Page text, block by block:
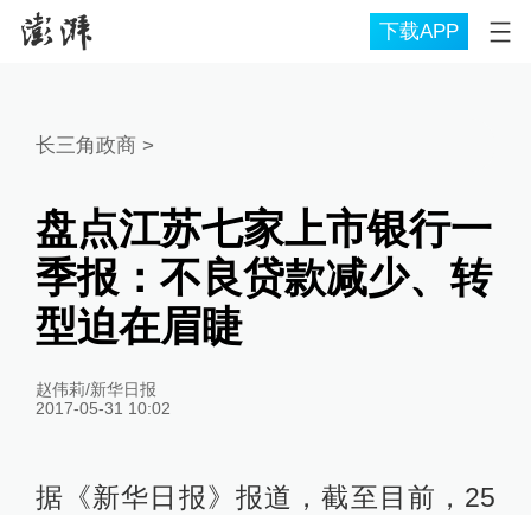
下载APP
长三角政商 >
盘点江苏七家上市银行一
季报：不良贷款减少、转
型迫在眉睫
赵伟莉/新华日报
2017-05-31 10:02
据《新华日报》报道，截至目前，25